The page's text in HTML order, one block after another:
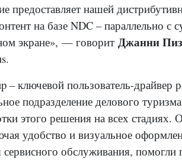
предоставляет нашей
на базе NDC – параллельно
экране», — говорит Джанни
–ключевой пользователь-драйвер
подразделение делового
этого решения на всех стадиях.
удобство и визуальное
обслуживания,